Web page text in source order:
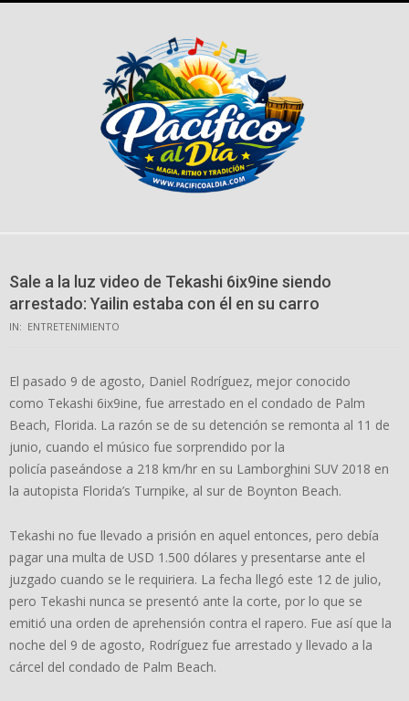
Sale a la luz video de Tekashi 6ix9ine siendo
arrestado: Yailin estaba con él en su carro
IN: ENTRETENIMIENTO
El pasado 9 de agosto, Daniel Rodríguez, mejor conocido
como Tekashi 6ix9ine, fue arrestado en el condado de Palm
Beach, Florida. La razón se de su detención se remonta al 11 de
junio, cuando el músico fue sorprendido por la
policía paseándose a 218 km/hr en su Lamborghini SUV 2018 en
la autopista Florida’s Turnpike, al sur de Boynton Beach.
Tekashi no fue llevado a prisión en aquel entonces, pero debía
pagar una multa de USD 1.500 dólares y presentarse ante el
juzgado cuando se le requiriera. La fecha llegó este 12 de julio,
pero Tekashi nunca se presentó ante la corte, por lo que se
emitió una orden de aprehensión contra el rapero. Fue así que la
noche del 9 de agosto, Rodríguez fue arrestado y llevado a la
cárcel del condado de Palm Beach.